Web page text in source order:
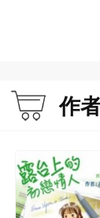
育學苑和多間中、小
作